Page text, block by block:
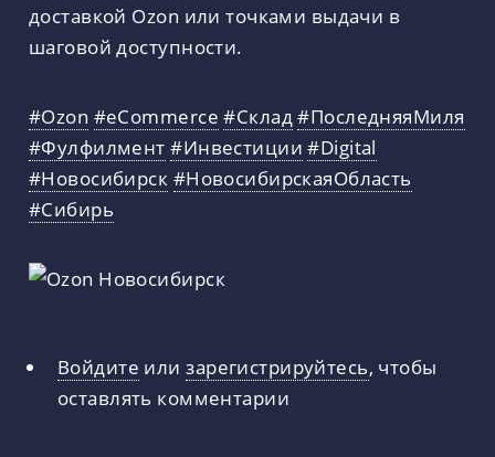
доставкой Ozon или точками выдачи в
шаговой доступности.
#Ozon #eCommerce #Склад#ПоследняяМиля
#Фулфилмент #Инвестиции #Digital
#Новосибирск #НовосибирскаяОбласть
#Сибирь
Войдите илизарегистрируйтесь, чтобы
оставлять комментарии